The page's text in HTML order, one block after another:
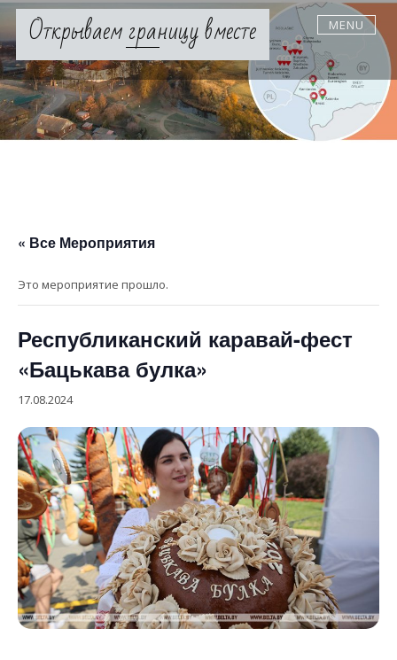
Skip
contentОткрываем границу вместе MENU
« Все Мероприятия
Это мероприятие прошло.
Республиканский каравай-фест
«Бацькава булка»
17.08.2024